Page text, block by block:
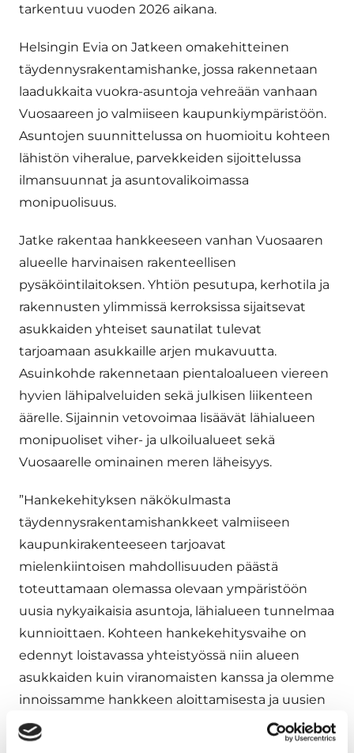
tarkentuu vuoden 2026 aikana.
Helsingin Evia on Jatkeen omakehitteinen
täydennysrakentamishanke, jossa rakennetaan
laadukkaita vuokra-asuntoja vehreään vanhaan
Vuosaareen jo valmiiseen kaupunkiympäristöön.
Asuntojen suunnittelussa on huomioitu kohteen
lähistön viheralue, parvekkeiden sijoittelussa
ilmansuunnat ja asuntovalikoimassa
monipuolisuus.
Jatke rakentaa hankkeeseen vanhan Vuosaaren
alueelle harvinaisen rakenteellisen
pysäköintilaitoksen. Yhtiön pesutupa, kerhotila ja
rakennusten ylimmissä kerroksissa sijaitsevat
asukkaiden yhteiset saunatilat tulevat
tarjoamaan asukkaille arjen mukavuutta.
Asuinkohde rakennetaan pientaloalueen viereen
hyvien lähipalveluiden sekä julkisen liikenteen
äärelle. Sijainnin vetovoimaa lisäävät lähialueen
monipuoliset viher- ja ulkoilualueet sekä
Vuosaarelle ominainen meren läheisyys.
”Hankekehityksen näkökulmasta
täydennysrakentamishankkeet valmiiseen
kaupunkirakenteeseen tarjoavat
mielenkiintoisen mahdollisuuden päästä
toteuttamaan olemassa olevaan ympäristöön
uusia nykyaikaisia asuntoja, lähialueen tunnelmaa
kunnioittaen. Kohteen hankekehitysvaihe on
edennyt loistavassa yhteistyössä niin alueen
asukkaiden kuin viranomaisten kanssa ja olemme
innoissamme hankkeen aloittamisesta ja uusien
monipuolisten asuntojen toteuttamisesta
vanhaan Vuosaareen”, kertoo Jatke Uusimaa Oy:n